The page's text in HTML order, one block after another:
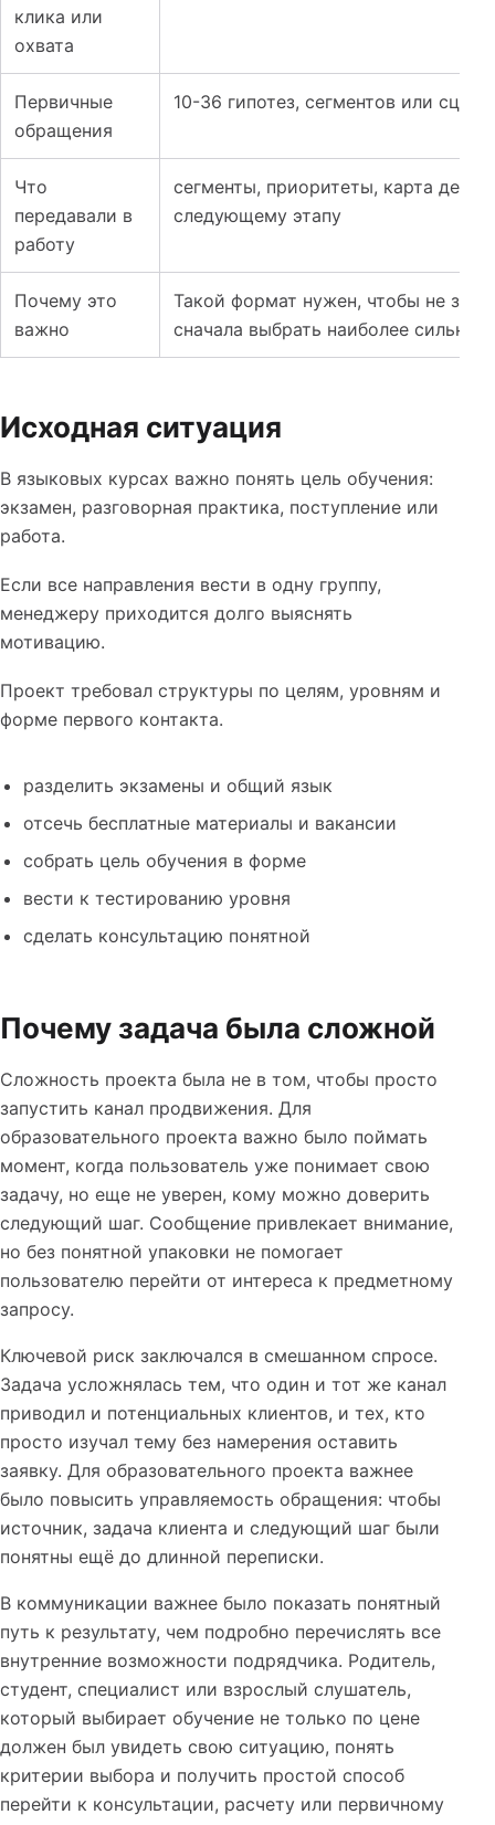
клика или
охвата
Первичные
обращения
10-36 гипотез, сегментов или
Что
передавали в
работу
сегменты, приоритеты, карта
следующему этапу
Почему это
важно
Такой формат нужен, чтобы не
сначала выбрать наиболее
Исходная ситуация
В языковых курсах важно понять цель обучения:
экзамен, разговорная практика, поступление или
работа.
Если все направления вести в одну группу,
менеджеру приходится долго выяснять
мотивацию.
Проект требовал структуры по целям, уровням и
форме первого контакта.
разделить экзамены и общий язык
отсечь бесплатные материалы и вакансии
собрать цель обучения в форме
вести к тестированию уровня
сделать консультацию понятной
Почему задача была сложной
Сложность проекта была не в том, чтобы просто
запустить канал продвижения. Для
образовательного проекта важно было поймать
момент, когда пользователь уже понимает свою
задачу, но еще не уверен, кому можно доверить
следующий шаг. Сообщение привлекает внимание,
но без понятной упаковки не помогает
пользователю перейти от интереса к предметному
запросу.
Ключевой риск заключался в смешанном спросе.
Задача усложнялась тем, что один и тот же канал
приводил и потенциальных клиентов, и тех, кто
просто изучал тему без намерения оставить
заявку. Для образовательного проекта важнее
было повысить управляемость обращения: чтобы
источник, задача клиента и следующий шаг были
понятны ещё до длинной переписки.
В коммуникации важнее было показать понятный
путь к результату, чем подробно перечислять все
внутренние возможности подрядчика. Родитель,
студент, специалист или взрослый слушатель,
который выбирает обучение не только по цене
должен был увидеть свою ситуацию, понять
критерии выбора и получить простой способ
перейти к консультации, расчету или первичному